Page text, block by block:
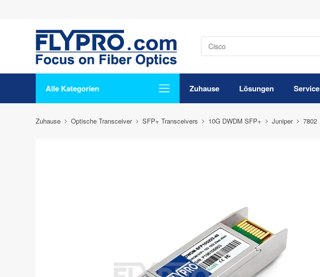
Alle Kategorien Zuhause Lösungen Service
Zuhause Optische Transceiver SFP+ Transceivers 10G DWDM SFP+ Juniper 7802